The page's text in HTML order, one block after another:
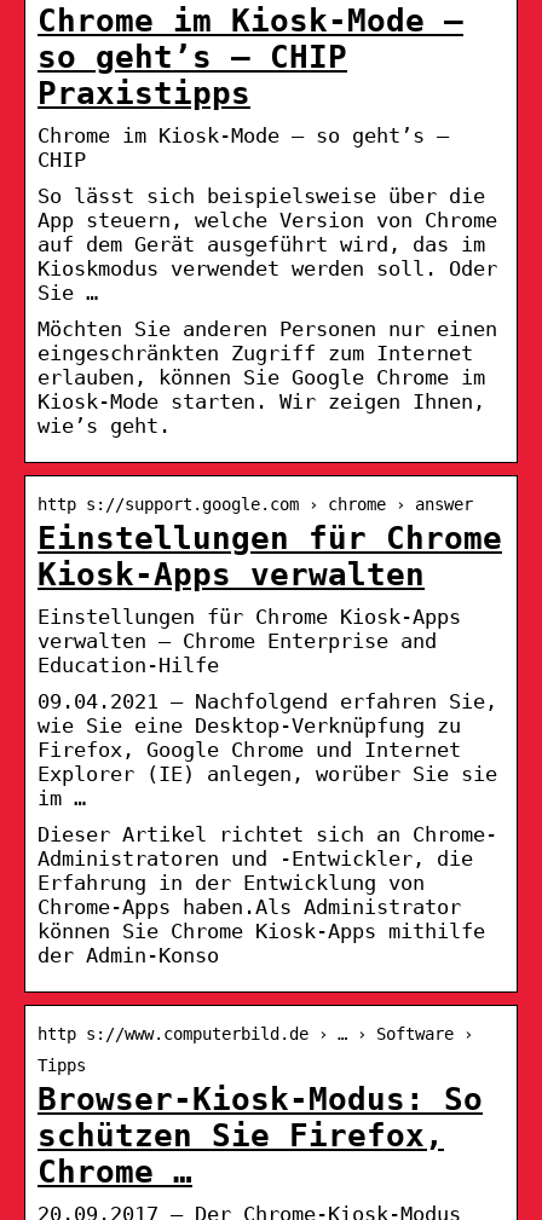
Chrome im Kiosk-Mode –
so geht’s – CHIP
Praxistipps
Chrome im Kiosk-Mode – so geht’s –
CHIP
So lässt sich beispielsweise über die
App steuern, welche Version von Chrome
auf dem Gerät ausgeführt wird, das im
Kioskmodus verwendet werden soll. Oder
Sie …
Möchten Sie anderen Personen nur einen
eingeschränkten Zugriff zum Internet
erlauben, können Sie Google Chrome im
Kiosk-Mode starten. Wir zeigen Ihnen,
wie’s geht.
http s://support.google.com › chrome › answer
Einstellungen für Chrome
Kiosk-Apps verwalten
Einstellungen für Chrome Kiosk-Apps
verwalten – Chrome Enterprise and
Education-Hilfe
09.04.2021 — Nachfolgend erfahren Sie,
wie Sie eine Desktop-Verknüpfung zu
Firefox, Google Chrome und Internet
Explorer (IE) anlegen, worüber Sie sie
im …
Dieser Artikel richtet sich an Chrome-
Administratoren und -Entwickler, die
Erfahrung in der Entwicklung von
Chrome-Apps haben.Als Administrator
können Sie Chrome Kiosk-Apps mithilfe
der Admin-Konso
http s://www.computerbild.de › … › Software ›
Tipps
Browser-Kiosk-Modus: So
schützen Sie Firefox,
Chrome …
20.09.2017 — Der Chrome-Kiosk-Modus